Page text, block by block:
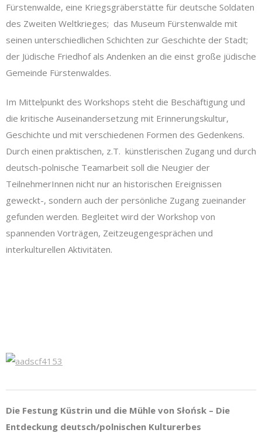
Fürstenwalde, eine Kriegsgräberstätte für deutsche Soldaten
des Zweiten Weltkrieges; das Museum Fürstenwalde mit
seinen unterschiedlichen Schichten zur Geschichte der Stadt;
der Jüdische Friedhof als Andenken an die einst große jüdische
Gemeinde Fürstenwaldes.
Im Mittelpunkt des Workshops steht die Beschäftigung und
die kritische Auseinandersetzung mit Erinnerungskultur,
Geschichte und mit verschiedenen Formen des Gedenkens.
Durch einen praktischen, z.T. künstlerischen Zugang und durch
deutsch-polnische Teamarbeit soll die Neugier der
TeilnehmerInnen nicht nur an historischen Ereignissen
geweckt-, sondern auch der persönliche Zugang zueinander
gefunden werden. Begleitet wird der Workshop von
spannenden Vorträgen, Zeitzeugengesprächen und
interkulturellen Aktivitäten.
Die Festung Küstrin und die Mühle von Słońsk – Die
Entdeckung deutsch/polnischen Kulturerbes